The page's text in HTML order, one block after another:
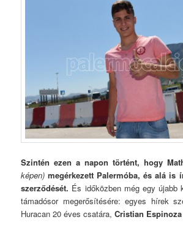
Szintén ezen a napon történt, hogy
képen) megérkezett Palermóba, és alá is
szerződését. És időközben még egy újabb
támadósor megerősítésére: egyes hírek
Huracan 20 éves csatára,Cristian Espinoza